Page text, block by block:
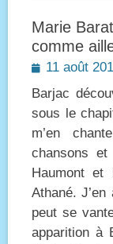
Marie
comme
Posted
11 août
Barjac
sous le
m’en
chansons
Haumont et
Athané.
peut se
apparition à